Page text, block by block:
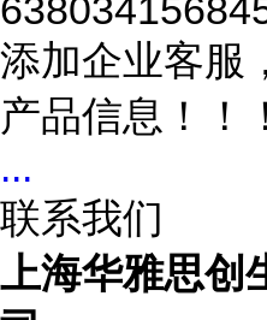
添加企业客服
产品信息！！！
...
联系我们
上海华雅思创